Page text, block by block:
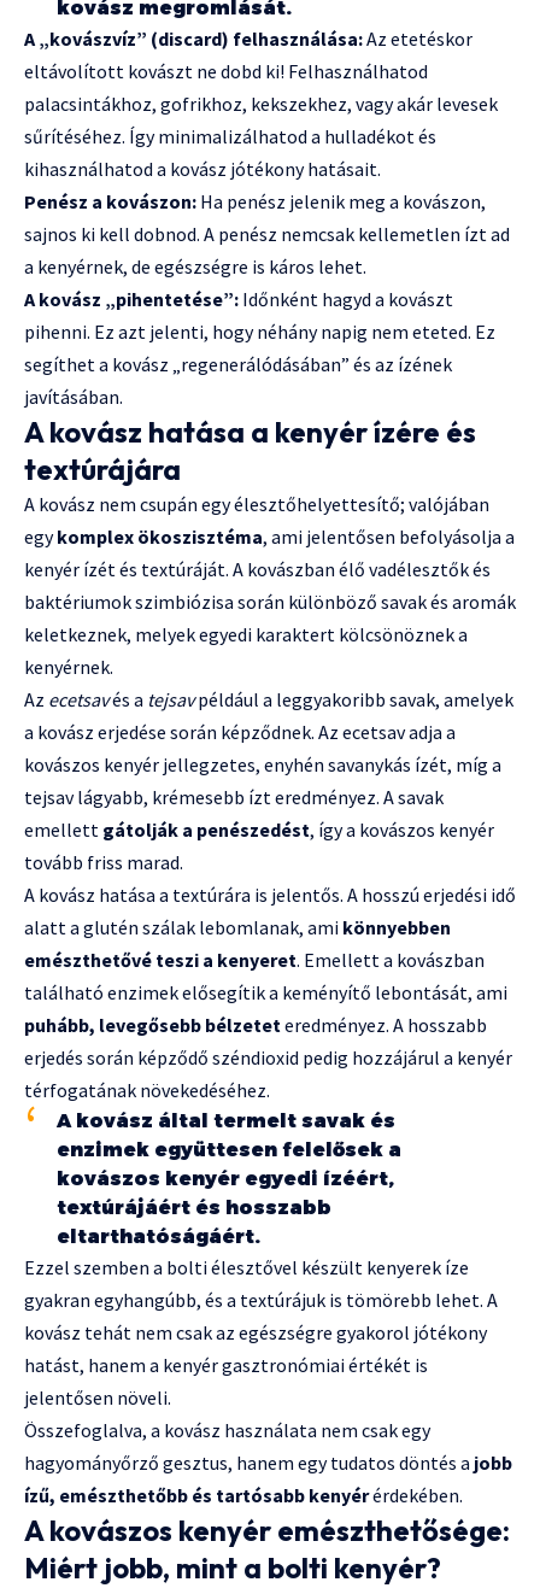
kovász megromlását.
A „kovászvíz” (discard) felhasználása:Az etetéskor
eltávolított kovászt ne dobd ki! Felhasználhatod
palacsintákhoz, gofrikhoz, kekszekhez, vagy akár levesek
sűrítéséhez. Így minimalizálhatod a hulladékot és
kihasználhatod a kovász jótékony hatásait.
Penész a kovászon: Ha penész jelenik meg a kovászon,
sajnos ki kell dobnod. A penész nemcsak kellemetlen ízt ad
a kenyérnek, de egészségre is káros lehet.
A kovász „pihentetése”: Időnként hagyd a kovászt
pihenni. Ez azt jelenti, hogy néhány napig nem eteted. Ez
segíthet a kovász „regenerálódásában” és az ízének
javításában.
A kovász hatása a kenyér ízére és
textúrájára
A kovász nem csupán egy élesztőhelyettesítő; valójában
egykomplex ökoszisztéma, ami jelentősen befolyásolja a
kenyér ízét és textúráját. A kovászban élő vadélesztők és
baktériumok szimbiózisa során különböző savak és aromák
keletkeznek, melyek egyedi karaktert kölcsönöznek a
kenyérnek.
Az ecetsavés a tejsavpéldául a leggyakoribb savak, amelyek
a kovász erjedése során képződnek. Az ecetsav adja a
kovászos kenyér jellegzetes, enyhén savanykás ízét, míg a
tejsav lágyabb, krémesebb ízt eredményez. A savak
emellett gátolják a penészedést, így a kovászos kenyér
tovább friss marad.
A kovász hatása a textúrára is jelentős. A hosszú erjedési idő
alatt a glutén szálak lebomlanak, ami könnyebben
emészthetővé teszi a kenyeret. Emellett a kovászban
található enzimek elősegítik a keményítő lebontását, ami
puhább, levegősebb bélzeteteredményez. A hosszabb
erjedés során képződő széndioxid pedig hozzájárul a kenyér
térfogatának növekedéséhez.
A kovász által termelt savak és
enzimek együttesen felelősek a
kovászos kenyér egyedi ízéért,
textúrájáért és hosszabb
eltarthatóságáért.
Ezzel szemben a bolti élesztővel készült kenyerek íze
gyakran egyhangúbb, és a textúrájuk is tömörebb lehet. A
kovász tehát nem csak az egészségre gyakorol jótékony
hatást, hanem a kenyér gasztronómiai értékét is
jelentősen növeli.
Összefoglalva, a kovász használata nem csak egy
hagyományőrző gesztus, hanem egy tudatos döntés a jobb
ízű, emészthetőbb és tartósabb kenyérérdekében.
A kovászos kenyér emészthetősége:
Miért jobb, mint a bolti kenyér?